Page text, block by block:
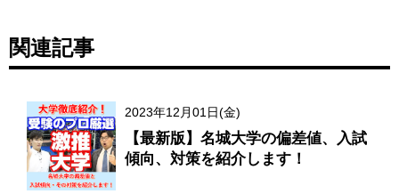
関連記事
2023年12月01日(金)
【最新版】名城大学の偏差値、入試
傾向、対策を紹介します！